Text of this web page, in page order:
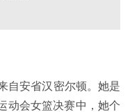
安省汉密尔顿。她是
动会女篮决赛中，她个